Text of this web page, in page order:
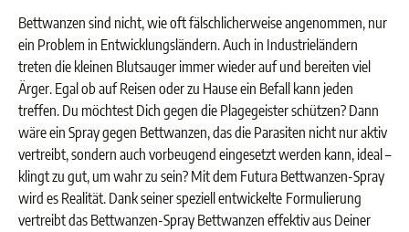
Bettwanzen sind nicht, wie oft fälschlicherweise angenommen, nur
ein Problem in Entwicklungsländern. Auch in Industrieländern
treten die kleinen Blutsauger immer wieder auf und bereiten viel
Ärger. Egal ob auf Reisen oder zu Hause ein Befall kann jeden
treffen. Du möchtest Dich gegen die Plagegeister schützen? Dann
wäre ein Spray gegen Bettwanzen, das die Parasiten nicht nur aktiv
vertreibt, sondern auch vorbeugend eingesetzt werden kann, ideal –
klingt zu gut, um wahr zu sein? Mit dem Futura Bettwanzen-Spray
wird es Realität. Dank seiner speziell entwickelte Formulierung
vertreibt das Bettwanzen-Spray Bettwanzen effektiv aus Deiner